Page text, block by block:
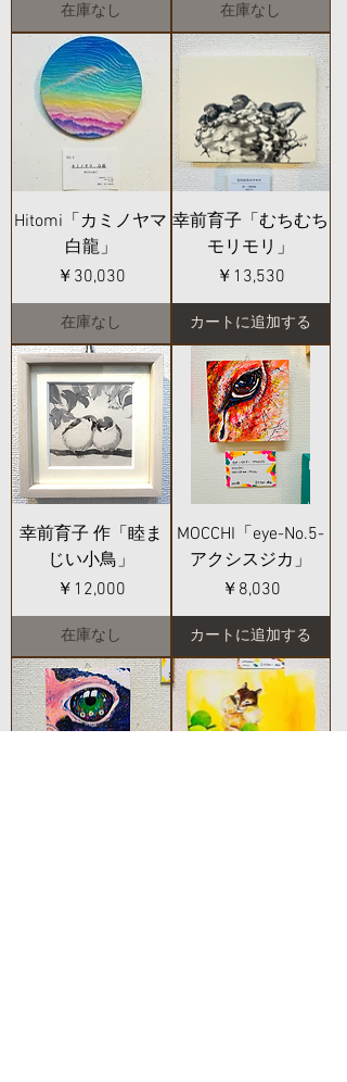
在庫なし 在庫なし
Hitomi「カミノヤマ
白龍」
価格
￥30,030
在庫なし
幸前育子「むちむち
モリモリ」
価格
￥13,530
カートに追加する
幸前育子 作「睦ま
じい小鳥」
価格
￥12,000
在庫なし
MOCCHI「eye-No.5-
アクシスジカ」
価格
￥8,030
カートに追加する